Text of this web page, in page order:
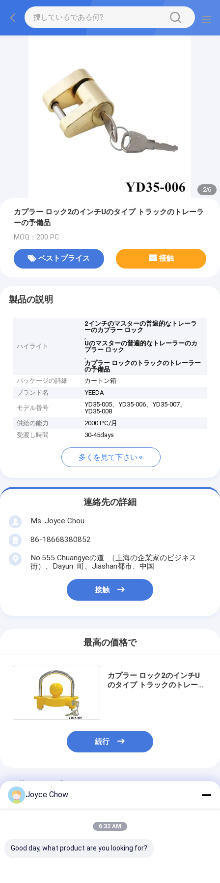
2/6
カプラー ロック2のインチUのタイプ トラックのトレーラ
ーの予備品
MOQ：200 PC
ベストプライス 接触
製品の説明
ハイライト
2インチのマスターの普遍的なトレーラ
ーのカプラー ロック
,
Uのマスターの普遍的なトレーラーのカ
プラー ロック
,
カプラー ロックのトラックのトレーラー
の予備品
パッケージの詳細
カートン箱
ブランド名
YEEDA
モデル番号
YD35-005、YD35-006、YD35-007、
YD35-008
供給の能力
2000 PC/月
受渡し時間
30-45days
多くを見て下さい
連絡先の詳細
Ms. Joyce Chou
86-18668380852
No.555 Chuangyeの道 （上海の企業家のビジネス
街）、Dayun 町、Jiashan都市、中国
接触
最高の価格で
カプラー ロック2のインチU
のタイプ トラックのトレーラ
続行
推薦されたプロダクト
Joyce Chow
6:32 AM
Good day, what product are you looking for?